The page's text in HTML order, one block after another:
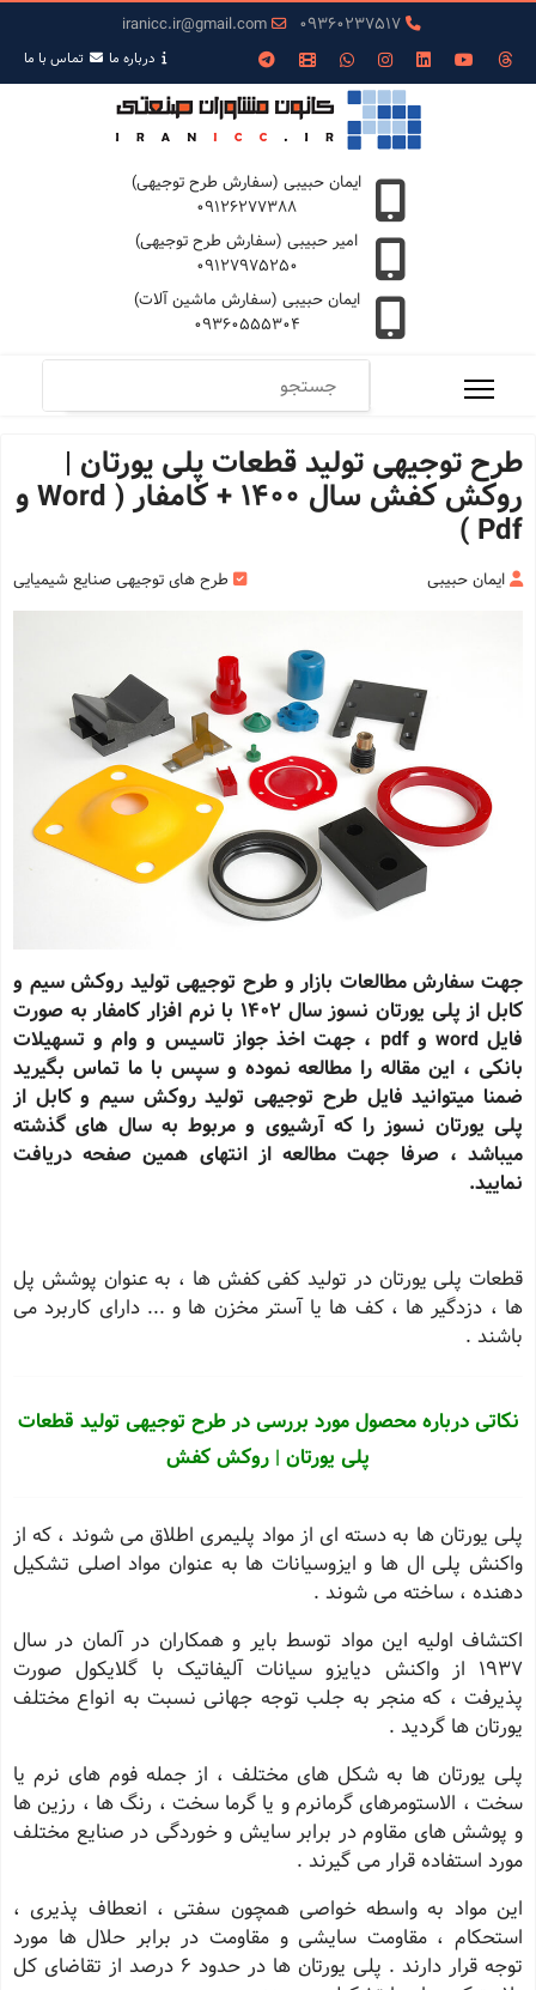
09360237517
iranicc.ir@gmail.com
درباره ما تمـاس با ما
ایمان حبیبی (سفارش طرح توجیهی)
09126277388
امیر حبیبی (سفارش طرح توجیهی)
09127975250
ایمان حبیبی (سفارش ماشین آلات)
09360555304
طرح توجیهی تولید قطعات پلی یورتان |
روکش کفش سال 1400 + کامفار ( Word و
Pdf )
ایمان حبیبی طرح های توجیهی صنایع شیمیایی
جهت سفارش مطالعات بازار و طرح توجیهی تولید روکش سیم و
کابل از پلی یورتان نسوز سال 1402 با نرم افزار کامفار به صورت
فایلword وpdf ، جهت اخذ جواز تاسیس و وام و تسهیلات
بانکی ، این مقاله را مطالعه نموده و سپس با ما تماس بگیرید
ضمنا میتوانید فایل طرح توجیهی تولید روکش سیم و کابل از
پلی یورتان نسوز را که آرشیوی و مربوط به سال های گذشته
میباشد ، صرفا جهت مطالعه از انتهای همین صفحه دریافت
نمایید.
قطعات پلی یورتان در تولید کفی کفش ها ، به عنوان پوشش پل
ها ، دزدگیر ها ، کف ها یا آستر مخزن ها و ... دارای کاربرد می
باشند .
نکاتی درباره محصول مورد بررسی در طرح توجیهی تولید قطعات
پلی یورتان | روکش کفش
پلی یورتان ها به دسته ای از مواد پلیمری اطلاق می شوند ، که از
واکنش پلی ال ها و ایزوسیانات ها به عنوان مواد اصلی تشکیل
دهنده ، ساخته می شوند .
اکتشاف اولیه این مواد توسط بایر و همکاران در آلمان در سال
١٩٣٧ از واکنش دیایزو سیانات آلیفاتیک با گلایکول صورت
پذیرفت ، که منجر به جلب توجه جهانی نسبت به انواع مختلف
یورتان ها گردید .
پلی یورتان ها به شکل های مختلف ، از جمله فوم های نرم یا
سخت ، الاستومرهای گرمانرم و یا گرما سخت ، رنگ ها ، رزین ها
و پوشش های مقاوم در برابر سایش و خوردگی در صنایع مختلف
مورد استفاده قرار می گیرند .
این مواد به واسطه خواصی همچون سفتی ، انعطاف پذیری ،
استحکام ، مقاومت سایشی و مقاومت در برابر حلال ها مورد
توجه قرار دارند . پلی یورتان ها در حدود ۶ درصد از تقاضای کل